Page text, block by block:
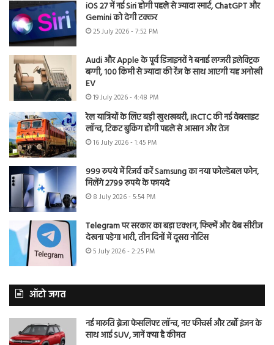
iOS 27 में नई Siri होगी पहले से ज्यादा स्मार्ट, ChatGPT और
Gemini को देगी टक्कर
25 July 2026 - 7:52 PM
Audi और Apple के पूर्व डिजाइनरों ने बनाई लग्जरी इलेक्ट्रिक
बग्गी, 100 किमी से ज्यादा की रेंज के साथ आएगी यह अनोखी
EV
19 July 2026 - 4:48 PM
रेल यात्रियों के लिए बड़ी खुशखबरी, IRCTC की नई वेबसाइट
लॉन्च, टिकट बुकिंग होगी पहले से आसान और तेज
16 July 2026 - 1:45 PM
999 रुपये में रिजर्व करें Samsung का नया फोल्डेबल फोन,
मिलेंगे 2799 रुपये के फायदे
8 July 2026 - 5:54 PM
Telegram पर सरकार का बड़ा एक्शन, फिल्में और वेब सीरीज
देखना पड़ेगा भारी, तीन दिनों में दूसरा नोटिस
5 July 2026 - 2:25 PM
ऑटो जगत
नई मारुति ब्रेजा फेसलिफ्ट लॉन्च, नए फीचर्स और टर्बो इंजन के
साथ आई SUV, जानें क्या है कीमत